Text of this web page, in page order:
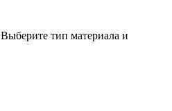
Выберите тип материала и